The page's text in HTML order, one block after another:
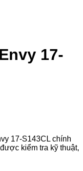
17-
17-S143CL chính
kiểm tra kỹ thuật,